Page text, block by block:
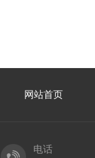
网站首页
电话